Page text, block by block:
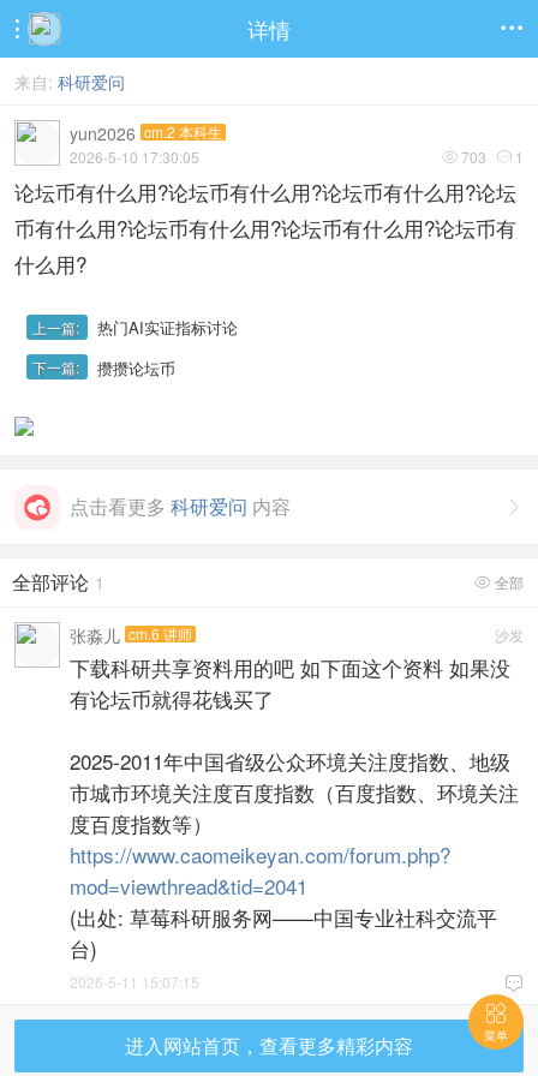
 详情 
来自: 科研爱问
yun2026 cm.2 本科生
 703  1
2026-5-10 17:30:05
论坛币有什么用?论坛币有什么用?论坛币有什么用?论坛
币有什么用?论坛币有什么用?论坛币有什么用?论坛币有
什么用?
上一篇: 热门AI实证指标讨论
下一篇: 攒攒论坛币

点击看更多 科研爱问 内容
 全部
全部评论 1
沙发
张淼儿 cm.6 讲师
下载科研共享资料用的吧 如下面这个资料 如果没
有论坛币就得花钱买了
2025-2011年中国省级公众环境关注度指数、地级
市城市环境关注度百度指数（百度指数、环境关注
度百度指数等）
https://www.caomeikeyan.com/forum.php?
mod=viewthread&tid=2041
(出处: 草莓科研服务网——中国专业社科交流平
台)

2026-5-11 15:07:15
进入网站首页，查看更多精彩内容

菜单